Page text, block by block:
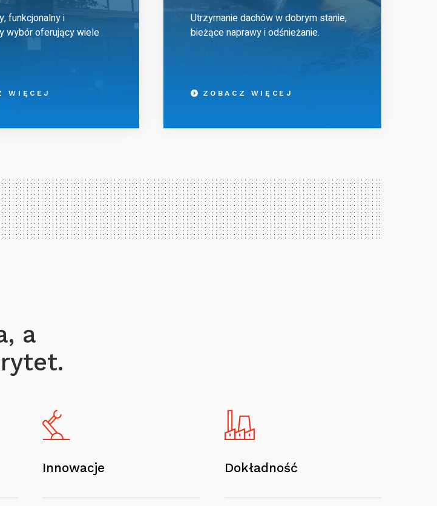
funkcjonalny i
wybór oferujący wiele
WIĘCEJ
Utrzymanie dachów w dobrym stanie,
bieżące naprawy i odśnieżanie.
ZOBACZ WIĘCEJ
a
Innowacje Dokładność